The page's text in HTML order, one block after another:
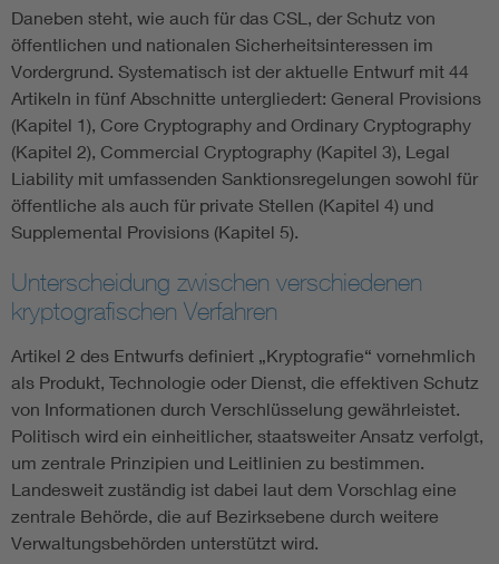
Daneben steht, wie auch für das CSL, der Schutz von
öffentlichen und nationalen Sicherheitsinteressen im
Vordergrund. Systematisch ist der aktuelle Entwurf mit 44
Artikeln in fünf Abschnitte untergliedert: General Provisions
(Kapitel 1), Core Cryptography and Ordinary Cryptography
(Kapitel 2), Commercial Cryptography (Kapitel 3), Legal
Liability mit umfassenden Sanktionsregelungen sowohl für
öffentliche als auch für private Stellen (Kapitel 4) und
Supplemental Provisions (Kapitel 5).
Unterscheidung zwischen verschiedenen
kryptografischen Verfahren
Artikel 2 des Entwurfs definiert „Kryptografie“ vornehmlich
als Produkt, Technologie oder Dienst, die effektiven Schutz
von Informationen durch Verschlüsselung gewährleistet.
Politisch wird ein einheitlicher, staatsweiter Ansatz verfolgt,
um zentrale Prinzipien und Leitlinien zu bestimmen.
Landesweit zuständig ist dabei laut dem Vorschlag eine
zentrale Behörde, die auf Bezirksebene durch weitere
Verwaltungsbehörden unterstützt wird.